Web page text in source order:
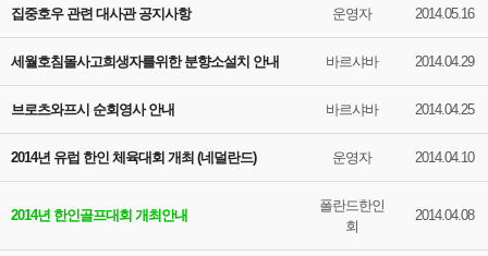
집중호우 관련 대사관 공지사항 운영자 2014.05.16
세월호침몰사고희생자를위한 분향소설치 안내 바르샤바 2014.04.29
브로츠와프시 순회영사 안내 바르샤바 2014.04.25
2014년 유럽 한인 체육대회 개최 (네덜란드) 운영자 2014.04.10
2014년 한인골프대회 개최안내
폴란드한인
회
2014.04.08